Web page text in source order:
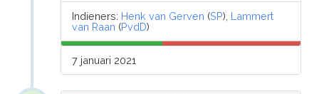
Indieners: Henk van Gerven (SP), Lammert
van Raan (PvdD)
7 januari 2021